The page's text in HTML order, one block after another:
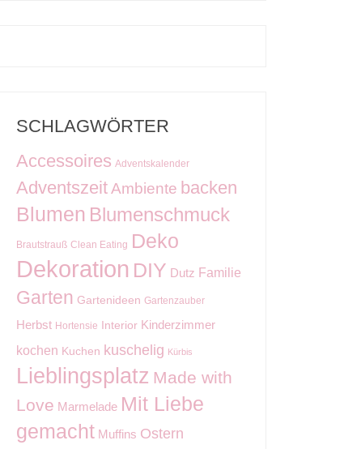
SCHLAGWÖRTER
Accessoires Adventskalender
AdventszeitAmbiente backen
Blumen Blumenschmuck
Brautstrauß Clean Eating Deko
Dekoration DIY Dutz Familie
Garten Gartenideen Gartenzauber
Herbst Hortensie Interior Kinderzimmer
kochen Kuchen kuschelig Kürbis
Lieblingsplatz Made with
Love Marmelade Mit Liebe
gemacht Muffins Ostern